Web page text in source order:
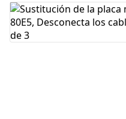
Agregar Comentario